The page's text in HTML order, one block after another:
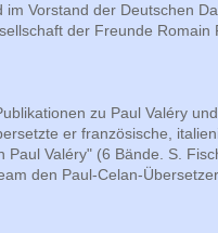
im Vorstand der Deutschen
der Freunde Romain
zu Paul Valéry
er französische,
Paul Valéry" (6 Bände. S.
den Paul-Celan-